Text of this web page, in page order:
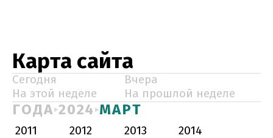
Карта сайта
Сегодня
Вчера
На этой неделе
На прошлой неделе
ГОДА 2024 МАРТ
2011 2012 2013
2014